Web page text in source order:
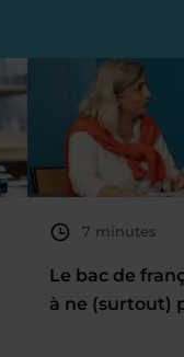
7 minutes
Le bac de
à ne (surtout)